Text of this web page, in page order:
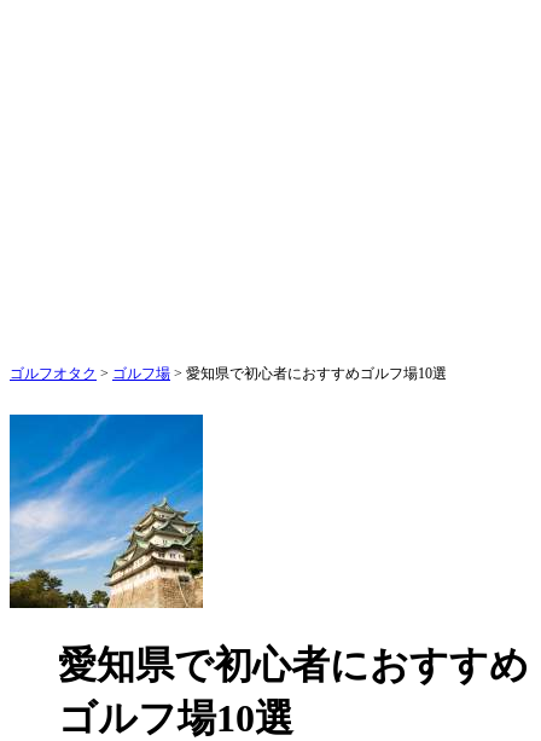
ゴルフオタク > ゴルフ場 > 愛知県で初心者におすすめゴルフ場10選
愛知県で初心者におすすめ
ゴルフ場10選